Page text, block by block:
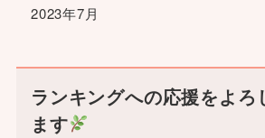
2023年7月
ランキングへの応援をよろ
ます